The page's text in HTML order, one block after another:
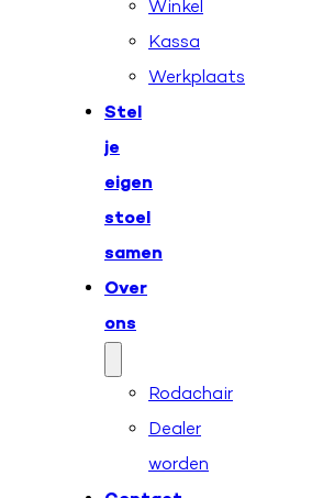
Winkel
Kassa
Werkplaats
Stel
je
eigen
stoel
samen
Over
ons
Rodachair
Dealer
worden